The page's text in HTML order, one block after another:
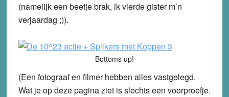
(namelijk een beetje brak, ik vierde gister m’n
verjaardag ;)).
Bottoms up!
(Een fotograaf en filmer hebben alles vastgelegd.
Wat je op deze pagina ziet is slechts een voorproefje.